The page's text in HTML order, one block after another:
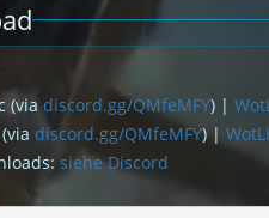
(viadiscord.gg/QMfeMFY) |
discord.gg/QMfeMFY) |
siehe Discord